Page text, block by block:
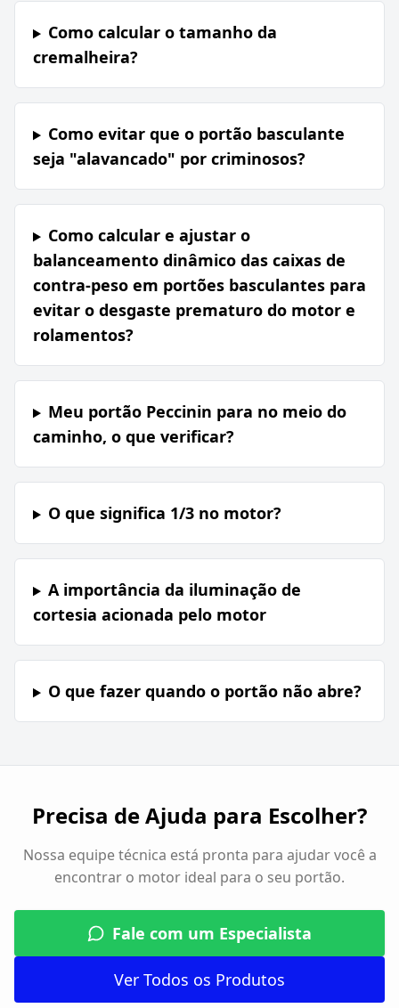
Como calcular o tamanho da
cremalheira?
Como evitar que o portão basculante
seja "alavancado" por criminosos?
Como calcular e ajustar o
balanceamento dinâmico das caixas de
contra-peso em portões basculantes para
evitar o desgaste prematuro do motor e
rolamentos?
Meu portão Peccinin para no meio do
caminho, o que verificar?
O que significa 1/3 no motor?
A importância da iluminação de
cortesia acionada pelo motor
O que fazer quando o portão não abre?
Precisa de Ajuda para Escolher?
Nossa equipe técnica está pronta para ajudar você a
encontrar o motor ideal para o seu portão.
Fale com um Especialista
Ver Todos os Produtos